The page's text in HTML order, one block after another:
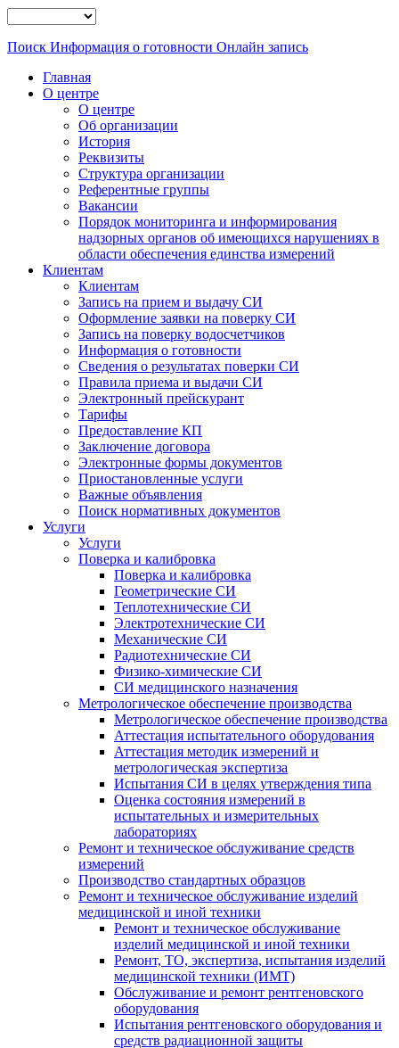
Поиск Информация о готовности Онлайн запись
Главная
О центре
О центре
Об организации
История
Реквизиты
Структура организации
Референтные группы
Вакансии
Порядок мониторинга и информирования
надзорных органов об имеющихся нарушениях в
области обеспечения единства измерений
Клиентам
Клиентам
Запись на прием и выдачу СИ
Оформление заявки на поверку СИ
Запись на поверку водосчетчиков
Информация о готовности
Сведения о результатах поверки СИ
Правила приема и выдачи СИ
Электронный прейскурант
Тарифы
Предоставление КП
Заключение договора
Электронные формы документов
Приостановленные услуги
Важные объявления
Поиск нормативных документов
Услуги
Услуги
Поверка и калибровка
Поверка и калибровка
Геометрические СИ
Теплотехнические СИ
Электротехнические СИ
Механические СИ
Радиотехнические СИ
Физико-химические СИ
СИ медицинского назначения
Метрологическое обеспечение производства
Метрологическое обеспечение производства
Аттестация испытательного оборудования
Аттестация методик измерений и
метрологическая экспертиза
Испытания СИ в целях утверждения типа
Оценка состояния измерений в
испытательных и измерительных
лабораториях
Ремонт и техническое обслуживание средств
измерений
Производство стандартных образцов
Ремонт и техническое обслуживание изделий
медицинской и иной техники
Ремонт и техническое обслуживание
изделий медицинской и иной техники
Ремонт, ТО, экспертиза, испытания изделий
медицинской техники (ИМТ)
Обслуживание и ремонт рентгеновского
оборудования
Испытания рентгеновского оборудования и
средств радиационной защиты